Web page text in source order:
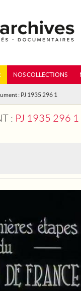
NOS COLLECTIONS
: PJ 1935 296 1
: PJ 1935 296 1